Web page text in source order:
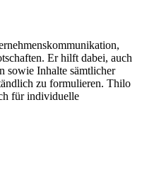
Er hilft dabei, auch
sowie Inhalte sämtlicher
zu formulieren. Thilo
für individuelle